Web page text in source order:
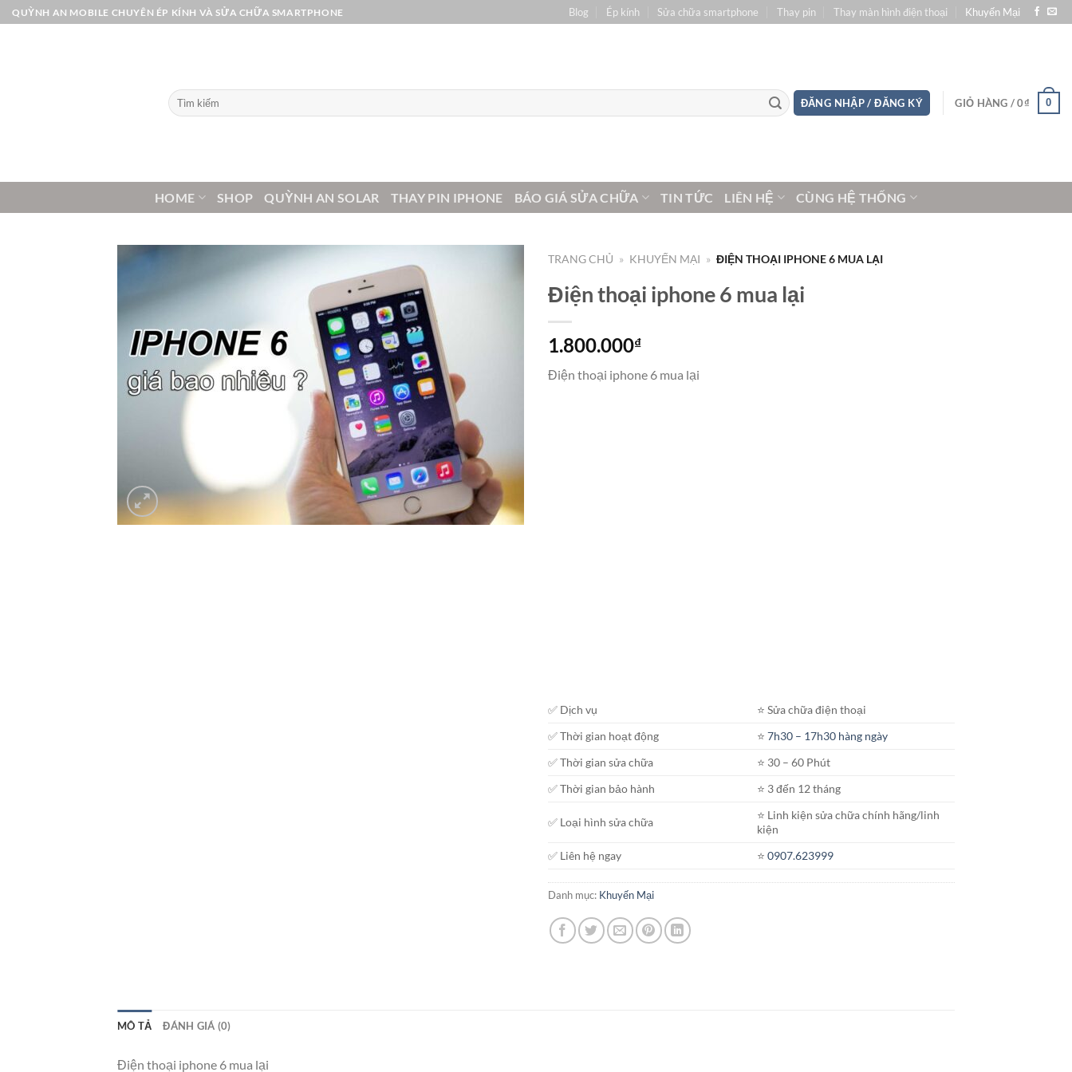
Bỏ
qua
QUỲNH AN MOBILE CHUYÊN ÉP KÍNH VÀ SỬA CHỮA SMARTPHONE Blog Ép kính Sửa chữa smartphone Thay pin Thay màn hình điện thoại Khuyến Mại
Tìm
kiếm:
ĐĂNG NHẬP / ĐĂNG KÝ GIỎ HÀNG /0₫ 0
HOME SHOP QUỲNH AN SOLAR THAY PIN IPHONE BÁO GIÁ SỬA CHỮA TIN TỨC LIÊN HỆ CÙNG HỆ THỐNG
TRANG CHỦ » KHUYẾN MẠI » ĐIỆN THOẠI IPHONE 6 MUA LẠI
Điện thoại iphone 6 mua lại
1.800.000₫
Điện thoại iphone 6 mua lại
✅ Dịch vụ
⭐️ Sửa chữa điện thoại
✅ Thời gian hoạt động
⭐️7h30 – 17h30 hàng ngày
✅ Thời gian sửa chữa
⭐️ 30 – 60 Phút
✅ Thời gian bảo hành
⭐️ 3 đến 12 tháng
✅ Loại hình sửa chữa
⭐️ Linh kiện sửa chữa chính hãng/linh
kiện
✅ Liên hệ ngay
⭐️0907.623999
Danh mục: Khuyến Mại
MÔ TẢ ĐÁNH GIÁ (0)
Điện thoại iphone 6 mua lại